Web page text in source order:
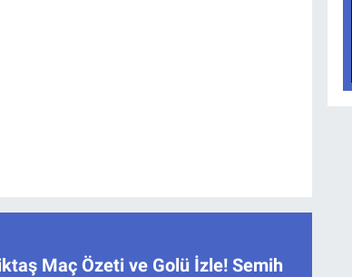
Maç Özeti ve Golü İzle! Semih